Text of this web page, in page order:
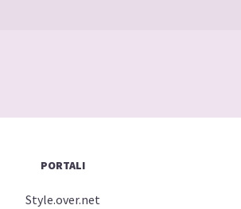
PORTALI
Style.over.net